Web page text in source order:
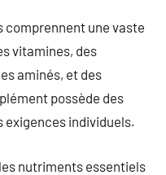
une vaste
vitamines, des
aminés, et des
possède des
individuels.
nutriments essentiels